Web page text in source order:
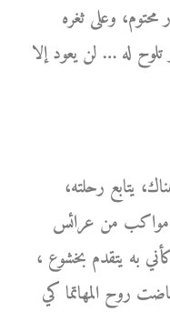
محتوم، وعلى ثغره
تلوح له … لن يعود إلا
يتابع رحلته،
مواكب من عرائس
به يتقدم بخشوع ،
روح المهاتما كي